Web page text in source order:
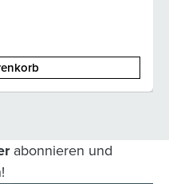
abonnieren und